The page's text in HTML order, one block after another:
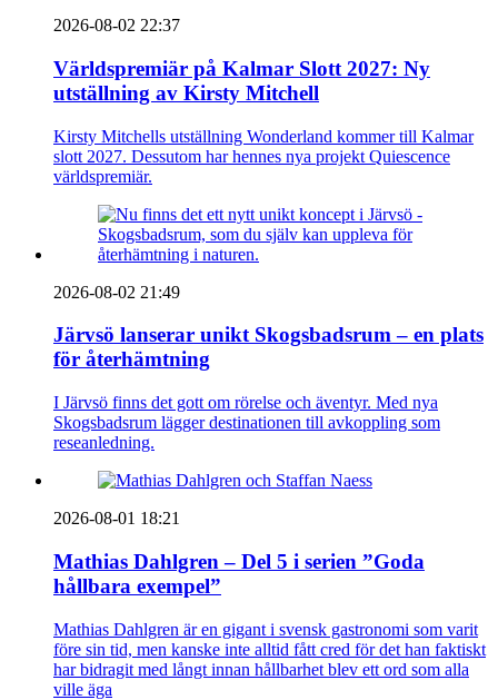
2026-08-02 22:37
Världspremiär på Kalmar Slott 2027: Ny
utställning av Kirsty Mitchell
Kirsty Mitchells utställning Wonderland kommer till Kalmar
slott 2027. Dessutom har hennes nya projekt Quiescence
världspremiär.
2026-08-02 21:49
Järvsö lanserar unikt Skogsbadsrum – en plats
för återhämtning
I Järvsö finns det gott om rörelse och äventyr. Med nya
Skogsbadsrum lägger destinationen till avkoppling som
reseanledning.
2026-08-01 18:21
Mathias Dahlgren – Del 5 i serien ”Goda
hållbara exempel”
Mathias Dahlgren är en gigant i svensk gastronomi som varit
före sin tid, men kanske inte alltid fått cred för det han faktiskt
har bidragit med långt innan hållbarhet blev ett ord som alla
ville äga